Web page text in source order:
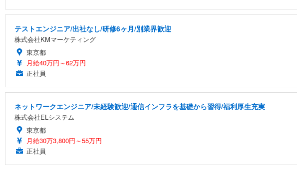
テストエンジニア/出社なし/研修6ヶ月/別業界歓迎
株式会社KMマーケティング
東京都
月給40万円～62万円
正社員
ネットワークエンジニア/未経験歓迎/通信インフラを基礎から習得/福利厚生充実
株式会社ELシステム
東京都
月給30万3,800円～55万円
正社員